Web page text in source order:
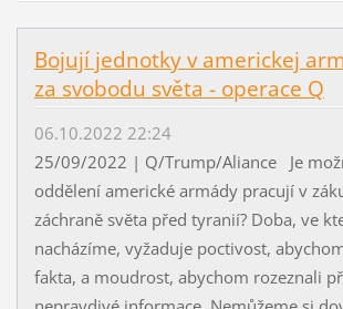
Bojují jednotky v americkej
za svobodu světa - operace Q
06.10.2022 22:24
25/09/2022 | Q/Trump/Aliance Je
oddělení americké armády pracují v
záchraně světa před tyranií? Doba, ve
nacházíme, vyžaduje poctivost,
fakta, a moudrost, abychom rozeznali